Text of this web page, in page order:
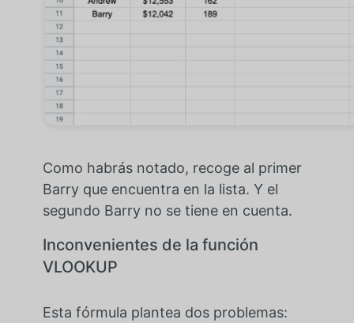
Como habrás notado, recoge al primer
Barry que encuentra en la lista. Y el
segundo Barry no se tiene en cuenta.
Inconvenientes de la función
VLOOKUP
Esta fórmula plantea dos problemas: